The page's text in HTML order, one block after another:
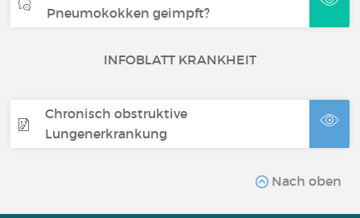
Pneumokokken geimpft?
INFOBLATT KRANKHEIT
Chronisch obstruktive
Lungenerkrankung
Nach oben